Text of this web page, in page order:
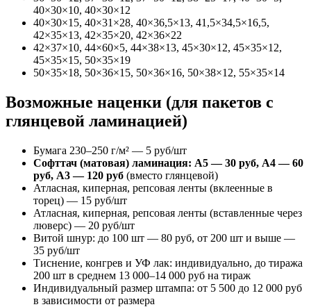
40×30×10, 40×30×12
40×30×15, 40×31×28, 40×36,5×13, 41,5×34,5×16,5,
42×35×13, 42×35×20, 42×36×22
42×37×10, 44×60×5, 44×38×13, 45×30×12, 45×35×12,
45×35×15, 50×35×19
50×35×18, 50×36×15, 50×36×16, 50×38×12, 55×35×14
Возможные наценки (для пакетов с
глянцевой ламинацией)
Бумага 230–250 г/м² — 5 руб/шт
Софттач (матовая) ламинация: А5 — 30 руб, А4 — 60
руб, А3 — 120 руб (вместо глянцевой)
Атласная, киперная, репсовая ленты (вклеенные в
торец) — 15 руб/шт
Атласная, киперная, репсовая ленты (вставленные через
люверс) — 20 руб/шт
Витой шнур: до 100 шт — 80 руб, от 200 шт и выше —
35 руб/шт
Тиснение, конгрев и УФ лак: индивидуально, до тиража
200 шт в среднем 13 000–14 000 руб на тираж
Индивидуальный размер штампа: от 5 500 до 12 000 руб
в зависимости от размера